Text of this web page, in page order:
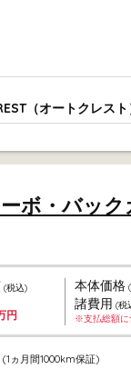
（オートクレスト
・バック
(1ヵ月間1000km保証)
(税込)
円
本体価格(
諸費用 (税
※支払総額に